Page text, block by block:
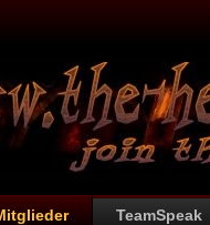
TeamSpeak